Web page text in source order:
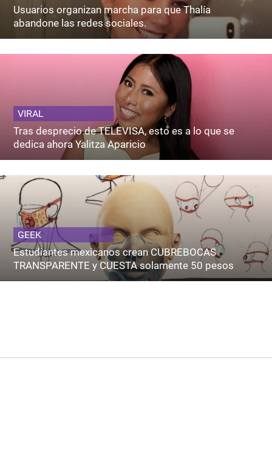
Usuarios organizan marcha para que Thalía
abandone las redes sociales.
VIRAL
Tras desprecio de TELEVISA, esto es a lo que se
dedica ahora Yalitza Aparicio
GEEK
Estudiantes mexicanos crean CUBREBOCAS
TRANSPARENTE y CUESTA solamente 50 pesos